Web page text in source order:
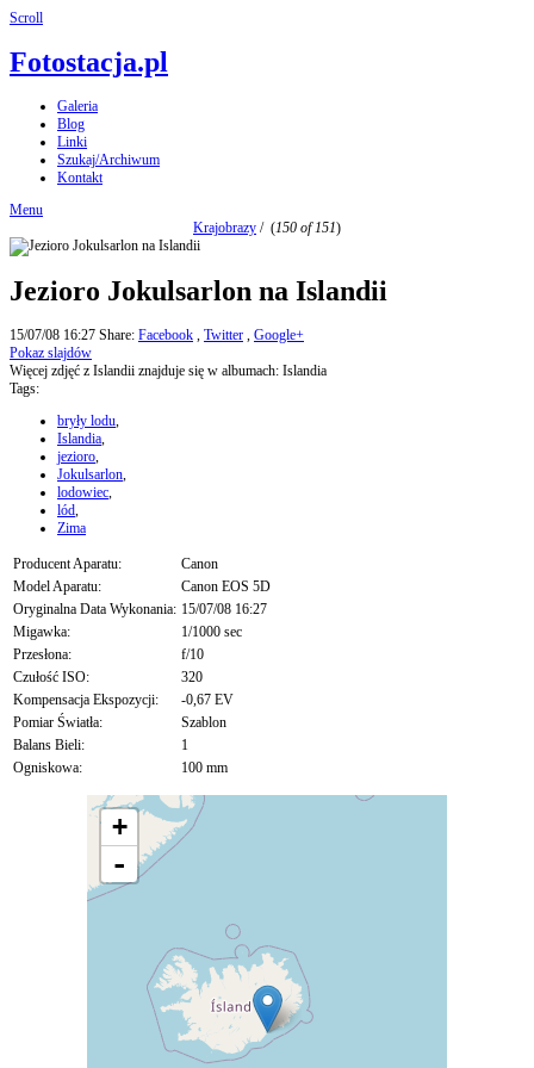
Scroll
Fotostacja.pl
Galeria
Blog
Linki
Szukaj/Archiwum
Kontakt
Menu
Krajobrazy / (150 of 151)
Jezioro Jokulsarlon na Islandii
15/07/08 16:27 Share: Facebook , Twitter , Google+
Pokaz slajdów
Więcej zdjęć z Islandii znajduje się w albumach: Islandia
Tags:
bryły lodu,
Islandia,
jezioro,
Jokulsarlon,
lodowiec,
lód,
Zima
Producent Aparatu:
Canon
Model Aparatu:
Canon EOS 5D
Oryginalna Data Wykonania: 15/07/08 16:27
Migawka:
1/1000 sec
Przesłona:
f/10
Czułość ISO:
320
Kompensacja Ekspozycji:
-0,67 EV
Pomiar Światła:
Szablon
Balans Bieli:
1
Ogniskowa:
100 mm
+
-